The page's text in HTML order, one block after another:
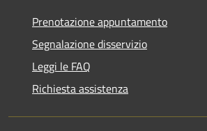
Prenotazione appuntamento
Segnalazione disservizio
Leggi le FAQ
Richiesta assistenza